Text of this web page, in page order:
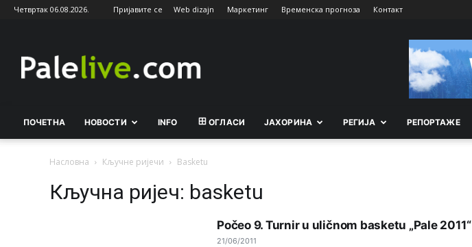
Четвртак 06.08.2026. Пријавите се Web dizajn Маркетинг Временска прогноза Контакт
ПОЧЕТНА НОВОСТИ INFO ОГЛАСИ ЈАХОРИНА РEГИЈА РEПОРТАЖE
Насловна Кључне ријечи Basketu
Кључна ријеч: basketu
Počeo 9. Turnir u uličnom basketu „Pale 2011“
21/06/2011